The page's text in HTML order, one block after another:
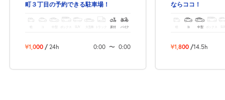
町３丁目の予約できる駐車場！
軽 中型 ボックス SUV 大型車 トラック 原付 バイク
¥1,000 / 24h 0:00 〜 0:00
ならココ！
軽 コ 中型 ボックス
¥1,800 /14.5h